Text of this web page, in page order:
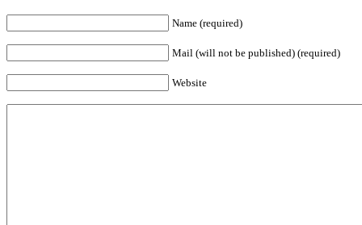
Name (required)
Mail (will not be published) (required)
Website